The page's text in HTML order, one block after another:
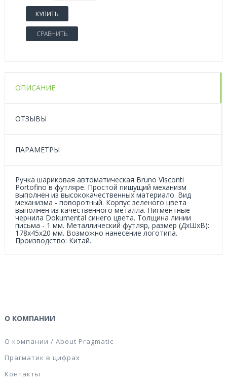
КУПИТЬ
СРАВНИТЬ
ОПИСАНИЕ
ОТЗЫВЫ
ПАРАМЕТРЫ
Ручка шариковая автоматическая Bruno Visconti
Portofino в футляре. Простой пишущий механизм
выполнен из высококачественных материало. Вид
механизма - поворотный. Корпус зеленого цвета
выполнен из качественного металла. Пигментные
чернила Dokumental синего цвета. Толщина линии
письма - 1 мм. Металлический футляр, размер (ДxШxВ):
178x45x20 мм. Возможно нанесение логотипа.
Производство: Китай.
О КОМПАНИИ
О компании / About Pragmatic
Прагматик в цифрах
Контакты